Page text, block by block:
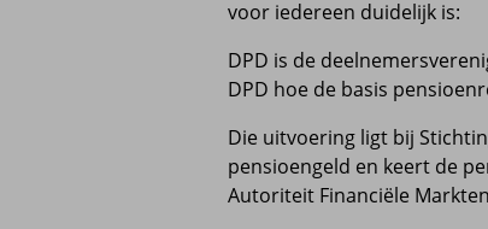
voor iedereen duidelijk is:
DPD is de
DPD hoe de basis
Die uitvoering ligt bij
pensioengeld en keert de
Autoriteit Financiële